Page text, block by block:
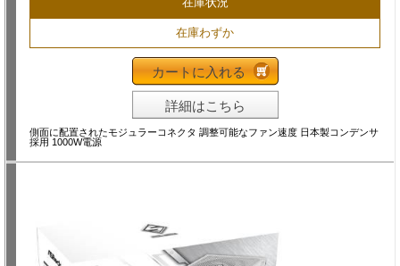
在庫わずか
カートに入れる
詳細はこちら
側面に配置されたモジュラーコネクタ 調整可能なファン速度 日本製コンデンサ
採用 1000W電源